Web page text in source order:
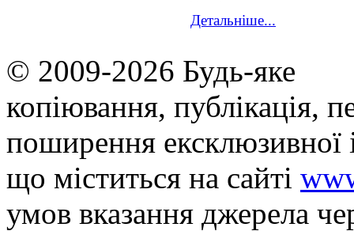
Детальніше...
© 2009-2026 Будь-яке
копiювання, публiкацiя,
поширення
що мiститься на сайті
умов вказання джерела